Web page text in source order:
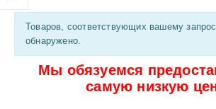
Товаров, соответствующих вашему
обнаружено.
Мы обязуемся
самую низкую